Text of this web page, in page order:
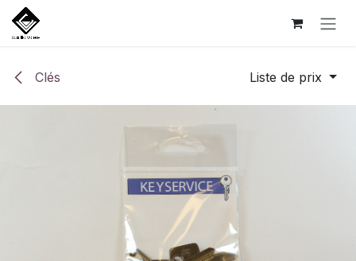
Se rendre au contenu
Clés Liste de prix